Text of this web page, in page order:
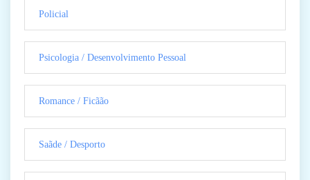
Policial
Psicologia / Desenvolvimento Pessoal
Romance / Ficãão
Saãde / Desporto